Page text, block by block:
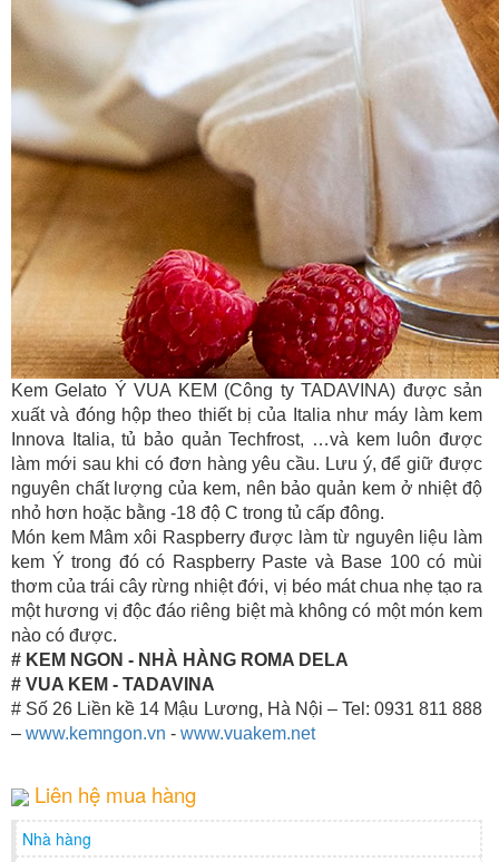
Kem Gelato Ý VUA KEM (Công ty TADAVINA) được sản
xuất và đóng hộp theo thiết bị của Italia như máy làm kem
Innova Italia, tủ bảo quản Techfrost, …và kem luôn được
làm mới sau khi có đơn hàng yêu cầu. Lưu ý, để giữ được
nguyên chất lượng của kem, nên bảo quản kem ở nhiệt độ
nhỏ hơn hoặc bằng -18 độ C trong tủ cấp đông.
Món kem Mâm xôi Raspberry được làm từ nguyên liệu làm
kem Ý trong đó có Raspberry Paste và Base 100 có mùi
thơm của trái cây rừng nhiệt đới, vị béo mát chua nhẹ tạo ra
một hương vị độc đáo riêng biệt mà không có một món kem
nào có được.
# KEM NGON - NHÀ HÀNG ROMA DELA
# VUA KEM - TADAVINA
# Số 26 Liền kề 14 Mậu Lương, Hà Nội – Tel: 0931 811 888
– www.kemngon.vn - www.vuakem.net
Liên hệ mua hàng
Nhà hàng